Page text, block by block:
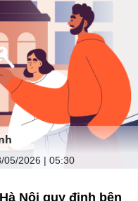
05/2026 | 05:30
Nội quy định bên